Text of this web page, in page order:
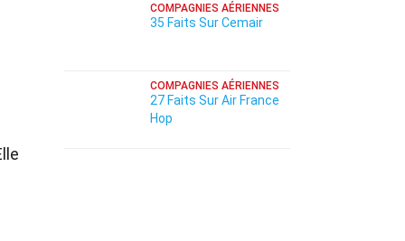
COMPAGNIES AÉRIENNES
35 Faits Sur Cemair
COMPAGNIES AÉRIENNES
27 Faits Sur Air France
Hop